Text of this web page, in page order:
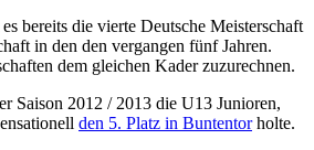
bereits die vierte Deutsche Meisterschaft
in den den vergangen fünf Jahren.
dem gleichen Kader zuzurechnen.
Saison 2012 / 2013 die U13 Junioren,
den 5. Platz in Buntentorholte.